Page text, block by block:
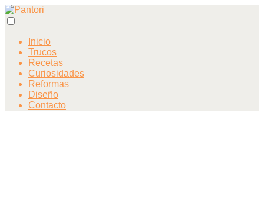
Inicio
Trucos
Recetas
Curiosidades
Reformas
Diseño
Contacto